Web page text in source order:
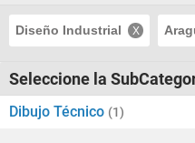
Diseño Industrial
Seleccione la
Dibujo Técnico (1)